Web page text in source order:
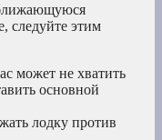
следуйте этим
может не хватить
основной
лодку против